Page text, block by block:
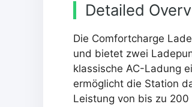
Detailed
Die Comfortcharge
und bietet zwei
klassische AC-Ladung
ermöglicht die Station
Leistung von bis zu